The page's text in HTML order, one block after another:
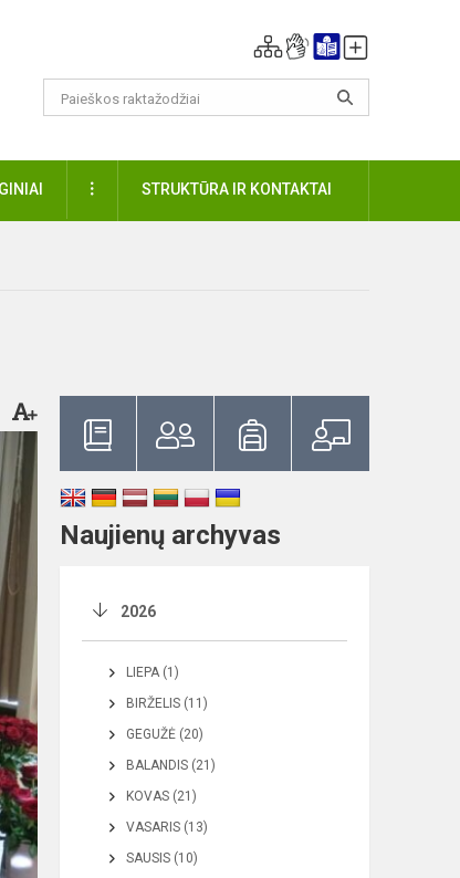
DAUGIAUSTRUKTŪRA IR KONTAKTAI
Naujienų archyvas
2026
LIEPA (1)
BIRŽELIS (11)
GEGUŽĖ (20)
BALANDIS (21)
KOVAS (21)
VASARIS (13)
SAUSIS (10)